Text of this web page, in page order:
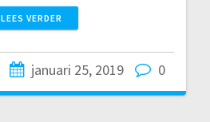
LEES VERDER
januari 25, 2019 0